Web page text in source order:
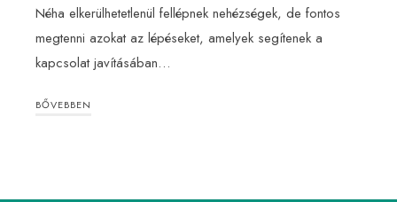
Néha elkerülhetetlenül fellépnek nehézségek, de fontos
megtenni azokat az lépéseket, amelyek segítenek a
kapcsolat javításában…
BŐVEBBEN